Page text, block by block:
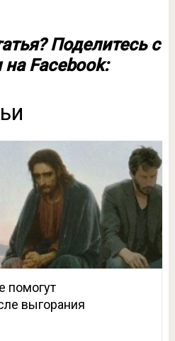
Поделитесь с
Facebook:
помогут
выгорания